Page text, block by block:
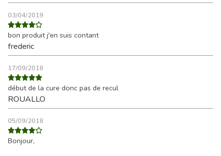
03/04/2019
bon produit j'en suis contant
frederic
17/09/2018
début de la cure donc pas de recul
ROUALLO
05/09/2018
Bonjour,